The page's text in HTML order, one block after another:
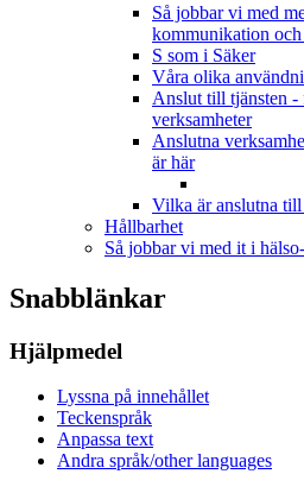
Så jobbar vi med
kommunikation och
S som i Säker
Våra olika
Anslut till tjänsten
verksamheter
Anslutna
är här
Vilka är anslutna
Hållbarhet
Så jobbar vi med it i
Snabblänkar
Hjälpmedel
Lyssna på innehållet
Teckenspråk
Anpassa text
Andra språk/other languages